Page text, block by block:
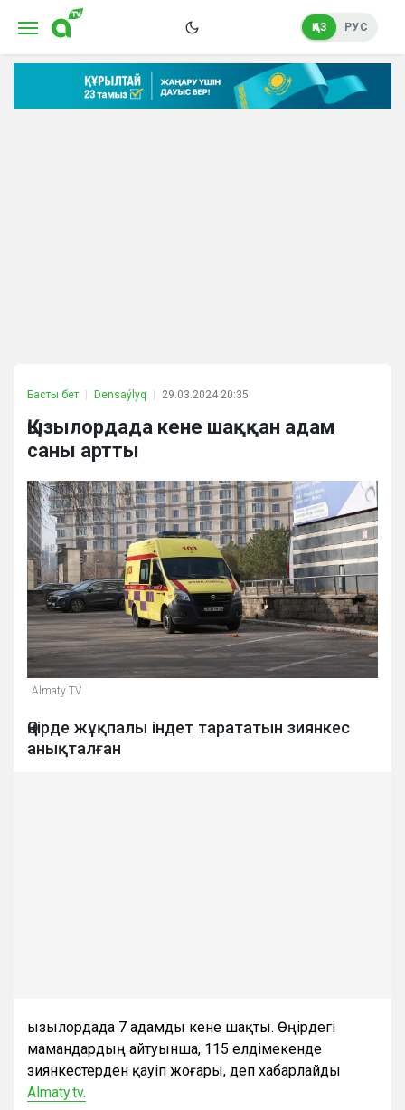
ҚАЗ РУС
Басты бет Densaýlyq 29.03.2024 20:35
Қызылордада кене шаққан адам
саны артты
Almaty TV
Өңірде жұқпалы індет тарататын зиянкес
анықталған
Қызылордада 7 адамды кене шақты. Өңірдегі
мамандардың айтуынша, 115 елдімекенде
зиянкестерден қауіп жоғары, деп хабарлайды
Almaty.tv.